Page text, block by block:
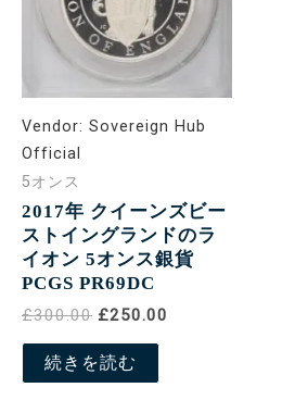
Vendor: Sovereign Hub
Official
5オンス
2017年 クイーンズビー
ストイングランドのラ
イオン 5オンス銀貨
PCGS PR69DC
£300.00 £250.00
続きを読む